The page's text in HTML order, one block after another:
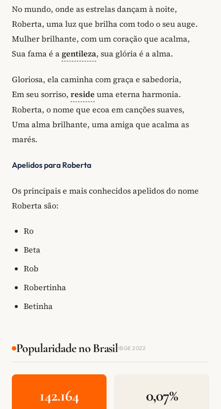
No mundo, onde as estrelas dançam à noite,
Roberta, uma luz que brilha com todo o seu auge.
Mulher brilhante, com um coração que acalma,
Sua fama é agentileza, sua glória é a alma.
Gloriosa, ela caminha com graça e sabedoria,
Em seu sorriso, reside uma eterna harmonia.
Roberta, o nome que ecoa em canções suaves,
Uma alma brilhante, uma amiga que acalma as
marés.
Apelidos para Roberta
Os principais e mais conhecidos apelidos do nome
Roberta são:
Ro
Beta
Rob
Robertinha
Betinha
Popularidade no BrasilIBGE 2022
142.164 0,07%